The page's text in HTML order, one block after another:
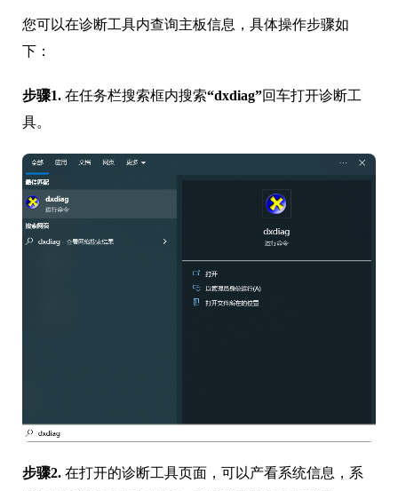
您可以在诊断工具内查询主板信息，具体操作步骤如
下：
步骤1. 在任务栏搜索框内搜索“dxdiag”回车打开诊断工
具。
步骤2. 在打开的诊断工具页面，可以产看系统信息，系